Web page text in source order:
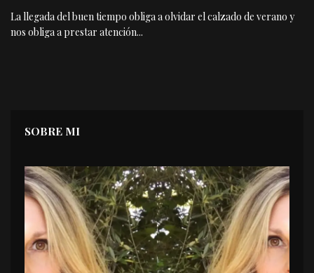
La llegada del buen tiempo obliga a olvidar el calzado de verano y
nos obliga a prestar atención...
SOBRE MI